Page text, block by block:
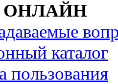
ОНЛАЙН
каталог
пользования